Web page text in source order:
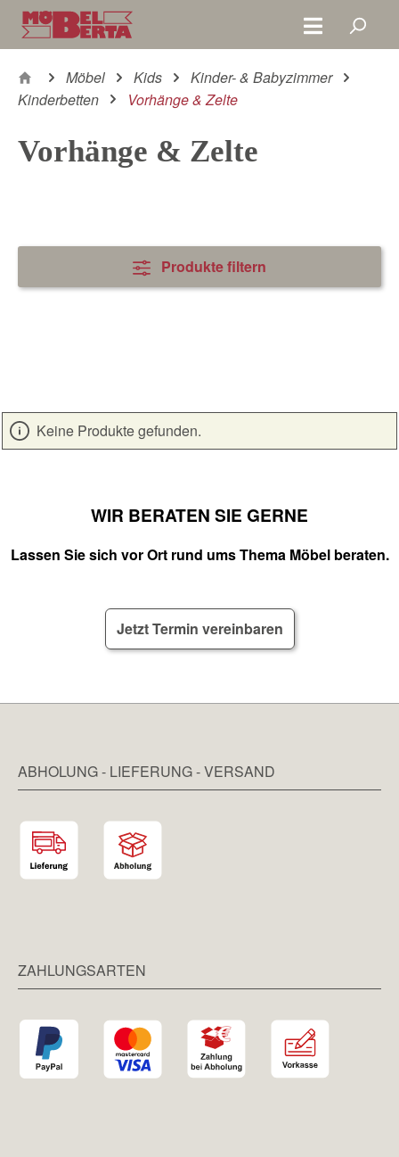
Zum Hauptinhalt springen
Möbel Kids
Kinder- & Babyzimmer
Kinderbetten
Vorhänge & Zelte
Vorhänge & Zelte
Produkte filtern
Keine Produkte gefunden.
WIR BERATEN SIE GERNE
Lassen Sie sich vor Ort rund ums Thema Möbel beraten.
Jetzt Termin vereinbaren
ABHOLUNG - LIEFERUNG - VERSAND
ZAHLUNGSARTEN